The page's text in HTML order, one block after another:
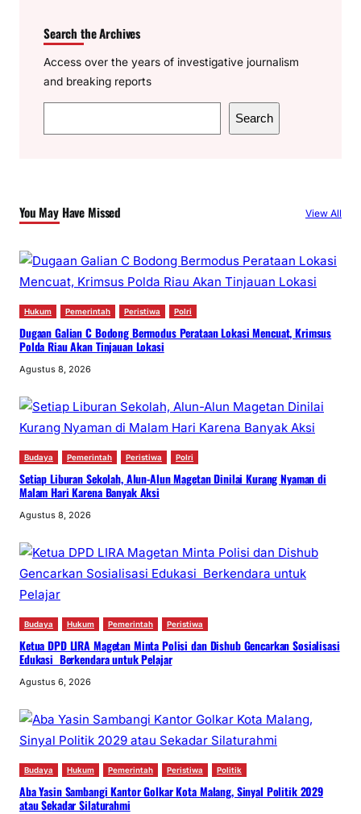
Search the Archives
Access over the years of investigative journalism
and breaking reports
e
h
Search
You May Have Missed View All
Hukum Pemerintah Peristiwa Polri
Dugaan Galian C Bodong Bermodus Perataan Lokasi Mencuat, Krimsus
Polda Riau Akan Tinjauan Lokasi
Agustus 8, 2026
Budaya Pemerintah Peristiwa Polri
Setiap Liburan Sekolah, Alun-Alun Magetan Dinilai Kurang Nyaman di
Malam Hari Karena Banyak Aksi
Agustus 8, 2026
Budaya Hukum Pemerintah Peristiwa
Ketua DPD LIRA Magetan Minta Polisi dan Dishub Gencarkan Sosialisasi
Edukasi Berkendara untuk Pelajar
Agustus 6, 2026
Budaya Hukum Pemerintah Peristiwa Politik
Aba Yasin Sambangi Kantor Golkar Kota Malang, Sinyal Politik 2029
atau Sekadar Silaturahmi